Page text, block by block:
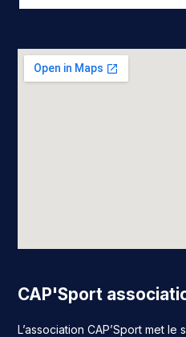
CAP'Sport
L’association CAP’Sport met